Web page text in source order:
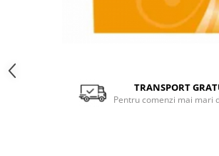
Solutie de indepartat rugina si
Sapun lichid, sapun
Tratament pentru par, conditioner
pentru par, masca de par
Vata demachianta
TRANSPORT
Pentru comenzi mai mari